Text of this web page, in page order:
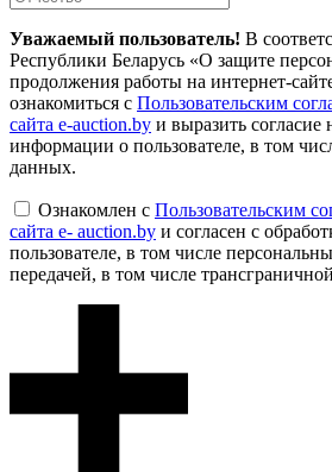
Уважаемый пользователь! В
Республики Беларусь «О защите
продолжения работы на интернет-
ознакомиться с Пользовательским
сайта e-auction.by и выразить согласие
информации о пользователе, в том
данных.
Ознакомлен с Пользовательским
сайта e- auction.by и согласен с
пользователе, в том числе
передачей, в том числе